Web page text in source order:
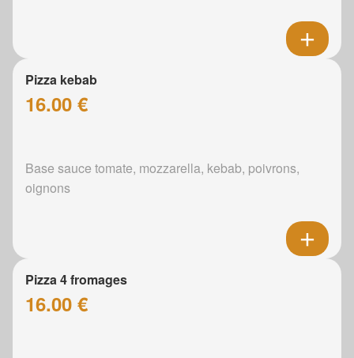
Pizza kebab
16.00 €
Base sauce tomate, mozzarella, kebab, poivrons,
oignons
Pizza 4 fromages
16.00 €